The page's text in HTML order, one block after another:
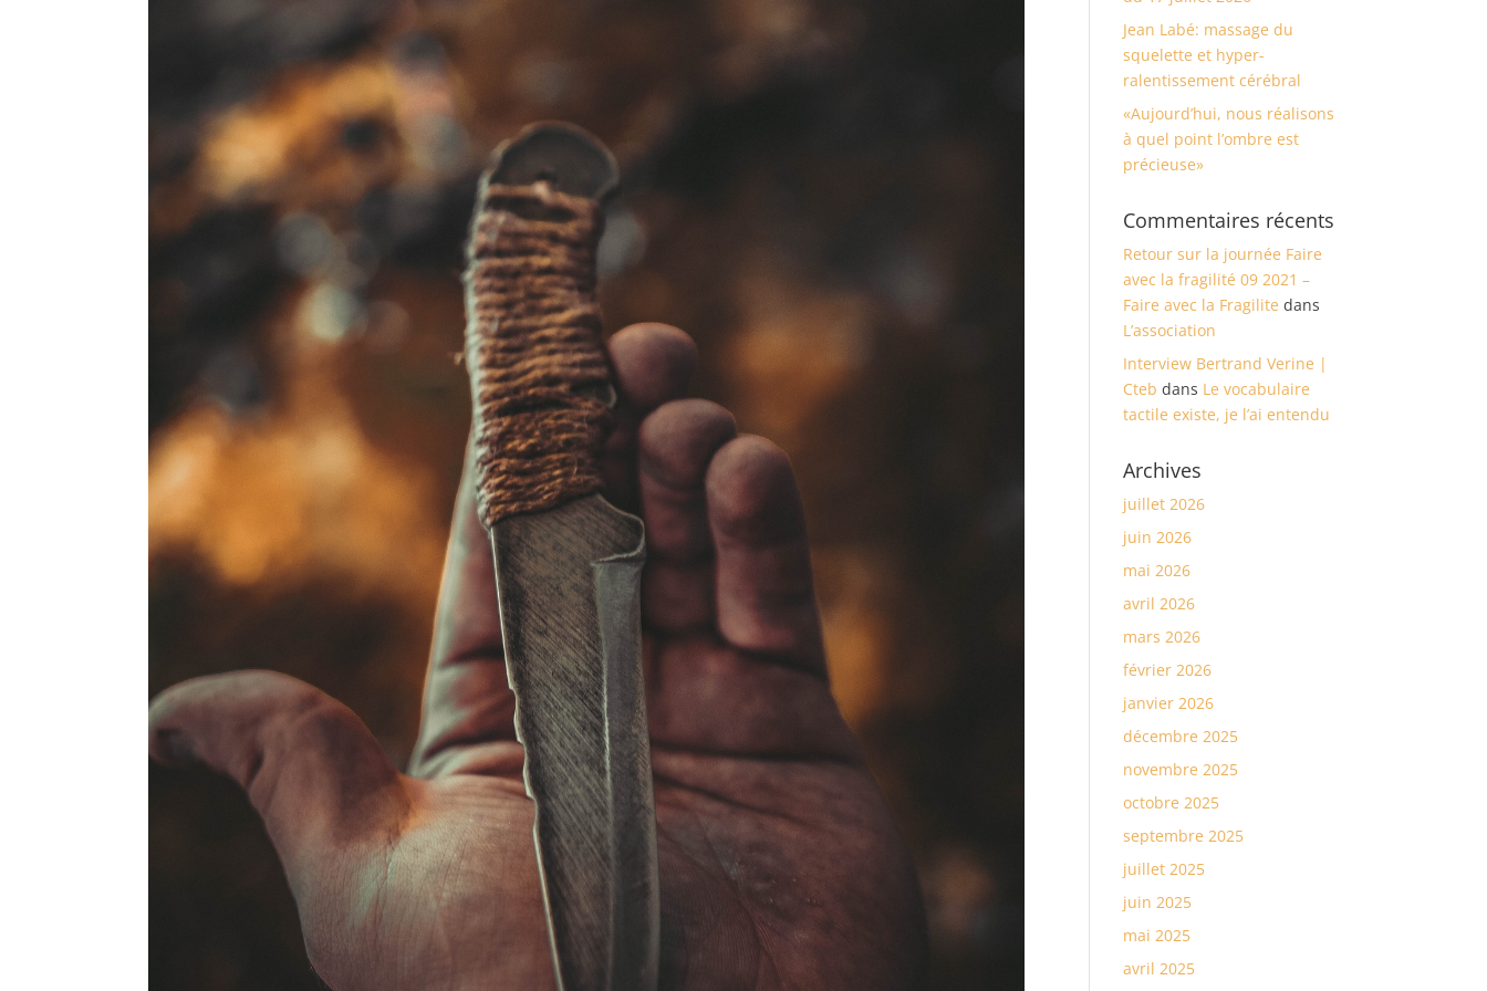
Jean Labé: massage du
squelette et hyper-
ralentissement cérébral
«Aujourd’hui, nous réalisons
à quel point l’ombre est
précieuse»
Commentaires récents
Retour sur la journée Faire
avec la fragilité 09 2021 –
Faire avec la Fragilite dans
L’association
Interview Bertrand Verine |
Cteb dans Le vocabulaire
tactile existe, je l’ai entendu
Archives
juillet 2026
juin 2026
mai 2026
avril 2026
mars 2026
février 2026
janvier 2026
décembre 2025
novembre 2025
octobre 2025
septembre 2025
juillet 2025
juin 2025
mai 2025
avril 2025